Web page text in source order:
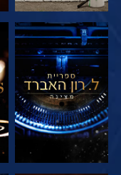
בדוק את הסדרה